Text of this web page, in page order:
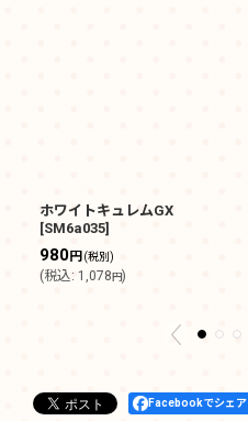
ホワイトキュレムGX
[SM6a035]
980円 (税別)
(税込: 1,078円)
Facebookでシェア